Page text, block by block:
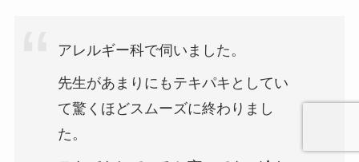
アレルギー科で伺いました。
先生があまりにもテキパキとしてい
て驚くほどスムーズに終わりまし
た。